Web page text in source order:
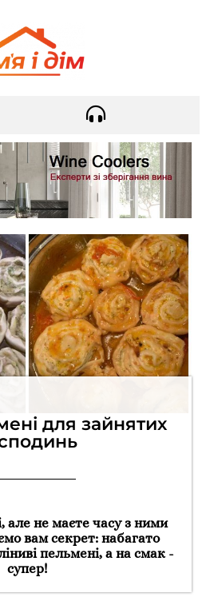
для зайнятих
не маєте часу з ними
вам секрет: набагато
пельмені, а на смак -
супер!